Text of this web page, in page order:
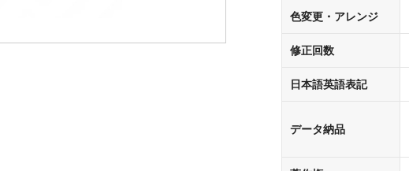
色変更・アレンジ
修正回数
日本語英語表記
データ納品